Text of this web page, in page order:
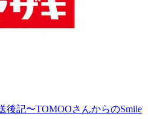
記〜TOMOOさんからのSmile